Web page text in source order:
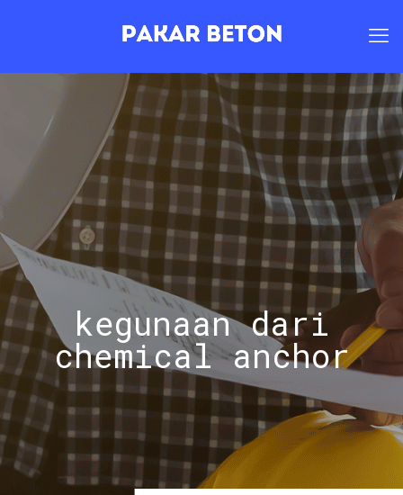
kegunaan dari
chemical anchor